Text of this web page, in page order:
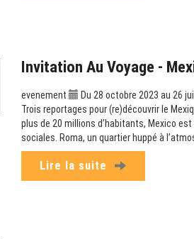
Invitation Au Voyage -
evenement
Du 28 octobre 2023 au 26
Trois reportages pour (re)découvrir le
plus de 20 millions d’habitants, Mexico
sociales. Roma, un quartier huppé à
Lire la suite